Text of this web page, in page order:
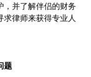
，并了解伴侣的财务
求律师来获得专业人
题